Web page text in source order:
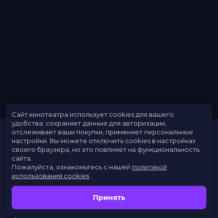
Расписание
Скоро в кино
Заведения
Сайт кинотеатра использует cookies для вашего
удобства: сохраняет данные для авторизации,
отслеживает ваши покупки, применяет персональные
настройки. Вы можете отключить cookies в настройках
своего браузера, но это повлияет на функциональность
сайта.
Пожалуйста, ознакомьтесь с нашей политикой
использования cookies
Принять